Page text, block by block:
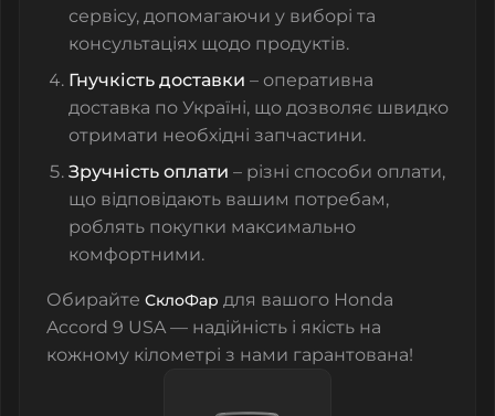
сервісу, допомагаючи у виборі та
консультаціях щодо продуктів.
Гнучкість доставки – оперативна
доставка по Україні, що дозволяє швидко
отримати необхідні запчастини.
Зручність оплати – різні способи оплати,
що відповідають вашим потребам,
роблять покупки максимально
комфортними.
Обирайте СклоФар для вашого Honda
Accord 9 USA — надійність і якість на
кожному кілометрі з нами гарантована!